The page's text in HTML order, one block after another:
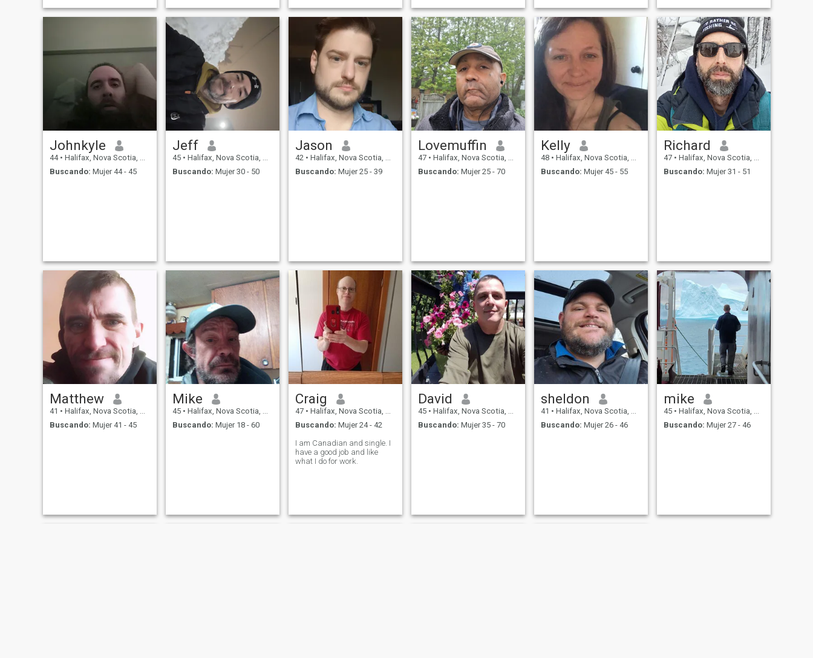
love doing sports, I love c
Johnkyle
44 • Halifax, Nova Scotia, Canadá
Buscando: Mujer 44 - 45
Jeff
45 • Halifax, Nova Scotia, Canadá
Buscando: Mujer 30 - 50
Jason
42 • Halifax, Nova Scotia, Canadá
Buscando: Mujer 25 - 39
Lovemuffin
47 • Halifax, Nova Scotia, Canadá
Buscando: Mujer 25 - 70
Kelly
48 • Halifax, Nova Scotia, Canadá
Buscando: Mujer 45 - 55
Richard
47 • Halifax, Nova Scotia, Canadá
Buscando: Mujer 31 - 51
Matthew
41 • Halifax, Nova Scotia, Canadá
Buscando: Mujer 41 - 45
Mike
45 • Halifax, Nova Scotia, Canadá
Buscando: Mujer 18 - 60
Craig
47 • Halifax, Nova Scotia, Canadá
Buscando: Mujer 24 - 42
I am Canadian and single. I
have a good job and like
what I do for work.
David
45 • Halifax, Nova Scotia, Canadá
Buscando: Mujer 35 - 70
sheldon
41 • Halifax, Nova Scotia, Canadá
Buscando: Mujer 26 - 46
mike
45 • Halifax, Nova Scotia, Canadá
Buscando: Mujer 27 - 46